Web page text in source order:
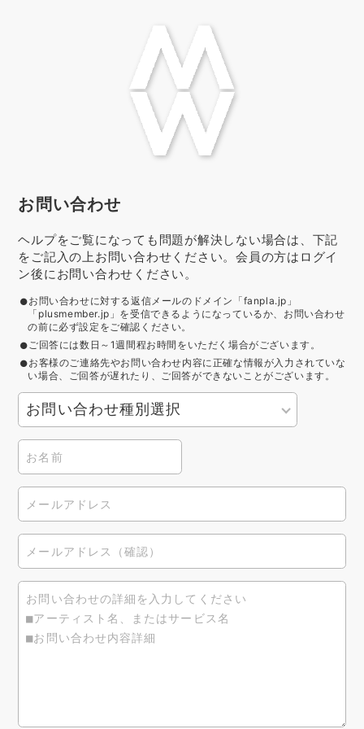
お問い合わせ
ヘルプをご覧になっても問題が解決しない場合は、下記
をご記入の上お問い合わせください。会員の方はログイ
ン後にお問い合わせください。
お問い合わせに対する返信メールのドメイン「fanpla.jp」
「plusmember.jp」を受信できるようになっているか、お問い合わせ
の前に必ず設定をご確認ください。
ご回答には数日～1週間程お時間をいただく場合がございます。
お客様のご連絡先やお問い合わせ内容に正確な情報が入力されていな
い場合、ご回答が遅れたり、ご回答ができないことがございます。